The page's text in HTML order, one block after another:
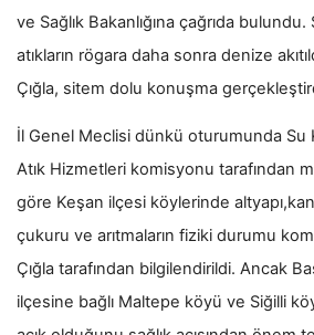
ve Sağlık Bakanlığına çağrıda
atıkların rögara daha sonra denize
Çığla, sitem dolu konuşma
İl Genel Meclisi dünkü oturumunda Su
Atık Hizmetleri komisyonu tarafından
göre Keşan ilçesi köylerinde
çukuru ve arıtmaların fiziki durumu
Çığla tarafından bilgilendirildi. Ancak
ilçesine bağlı Maltepe köyü ve Siğilli